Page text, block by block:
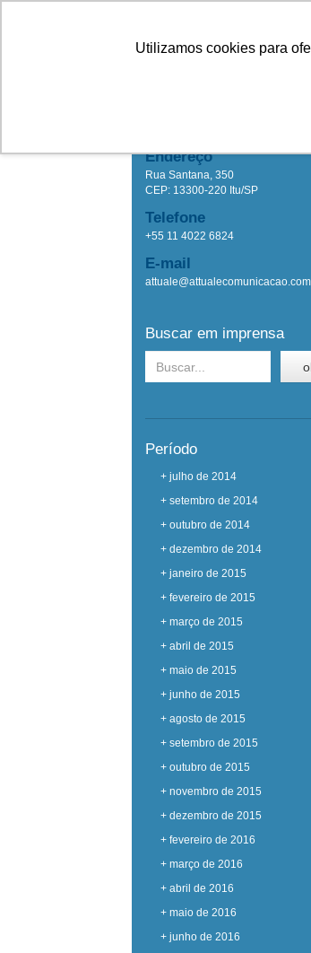
Utilizamos cookies para
Endereço
Rua Santana, 350
CEP: 13300-220 Itu/SP
Telefone
+55 11 4022 6824
E-mail
Buscar em imprensa
Período
+ julho de 2014
+ setembro de 2014
+ outubro de 2014
+ dezembro de 2014
+ janeiro de 2015
+ fevereiro de 2015
+ março de 2015
+ abril de 2015
+ maio de 2015
+ junho de 2015
+ agosto de 2015
+ setembro de 2015
+ outubro de 2015
+ novembro de 2015
+ dezembro de 2015
+ fevereiro de 2016
+ março de 2016
+ abril de 2016
+ maio de 2016
+ junho de 2016